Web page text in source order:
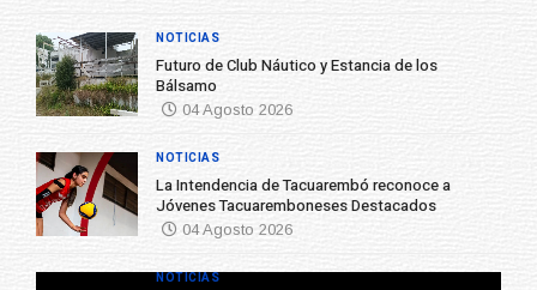
Futuro de Club Náutico y Estancia de los
Bálsamo
04 Agosto 2026
NOTICIAS
La Intendencia de Tacuarembó reconoce a
Jóvenes Tacuaremboneses Destacados
04 Agosto 2026
NOTICIAS
NOTICIAS